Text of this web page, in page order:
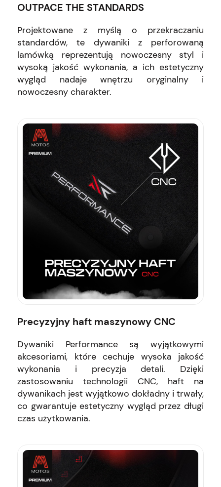
OUTPACE THE STANDARDS
Projektowane z myślą o przekraczaniu
standardów, te dywaniki z perforowaną
lamówką reprezentują nowoczesny styl i
wysoką jakość wykonania, a ich estetyczny
wygląd nadaje wnętrzu oryginalny i
nowoczesny charakter.
Precyzyjny haft maszynowy CNC
Dywaniki Performance są wyjątkowymi
akcesoriami, które cechuje wysoka jakość
wykonania i precyzja detali. Dzięki
zastosowaniu technologii CNC, haft na
dywanikach jest wyjątkowo dokładny i trwały,
co gwarantuje estetyczny wygląd przez długi
czas użytkowania.